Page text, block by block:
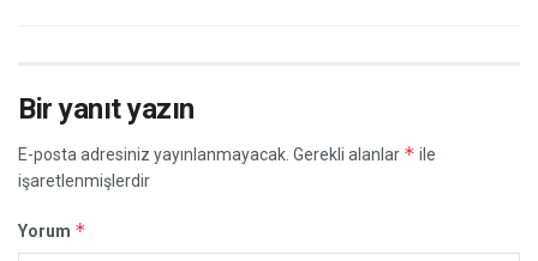
Bir yanıt yazın
E-posta adresiniz yayınlanmayacak. Gerekli alanlar * ile
işaretlenmişlerdir
Yorum *